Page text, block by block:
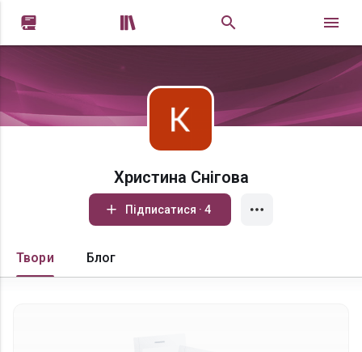
 
Христина Снігова
Підписатися · 4
Твори Блог